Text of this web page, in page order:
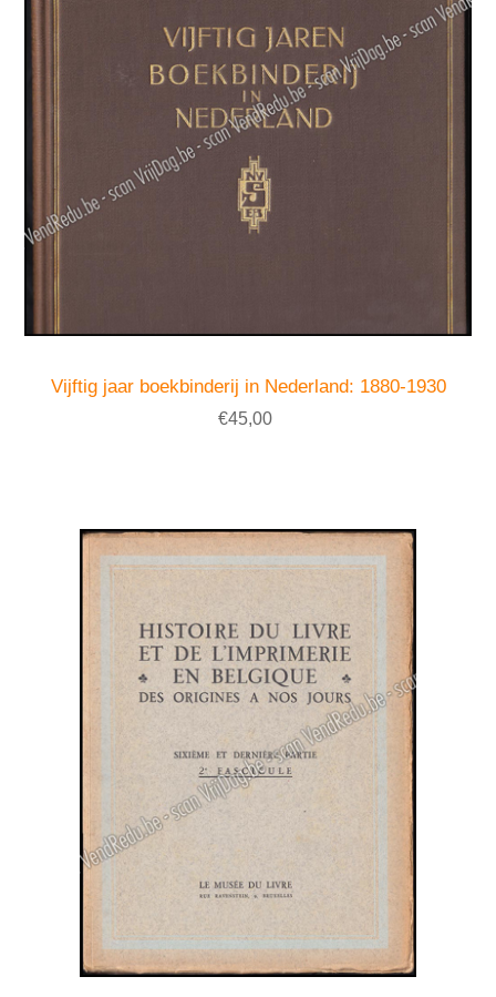
Vijftig jaar boekbinderij in Nederland: 1880-1930
€45,00